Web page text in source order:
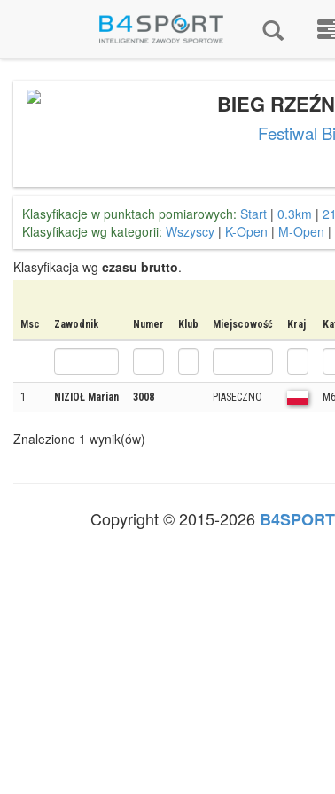
BIEG
Festiwal
Klasyfikacje w punktach pomiarowych: Start | 0.3km |
Klasyfikacje wg kategorii: Wszyscy | K-Open | M-Open |
Klasyfikacja wg czasu brutto.
Msc Zawodnik Numer Klub Miejscowość Kraj
1 NIZIOŁ Marian 3008 PIASECZNO
Znaleziono 1 wynik(ów)
Copyright © 2015-2026